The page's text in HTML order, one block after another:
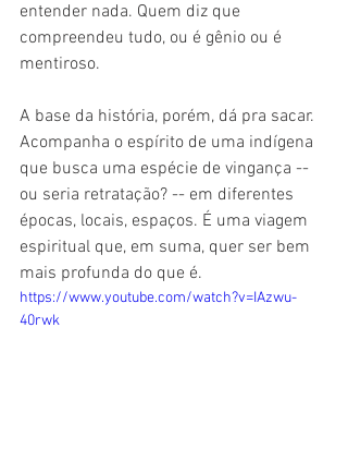
entender nada. Quem diz que
compreendeu tudo, ou é gênio ou é
mentiroso.
A base da história, porém, dá pra sacar.
Acompanha o espírito de uma indígena
que busca uma espécie de vingança --
ou seria retratação? -- em diferentes
épocas, locais, espaços. É uma viagem
espiritual que, em suma, quer ser bem
mais profunda do que é.
https://www.youtube.com/watch?v=IAzwu-
40rwk